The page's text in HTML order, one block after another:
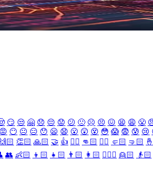
😏 😒 🤗 😞 😔 😟 😕 🙁 ☹️ 😣 😖 😫 😩 😤
😡 😶 😐 😑 😯 😦 😧 😮 😲 😵 😳 😱 😨 😰 😢
🙌🏻 👏🏻 🙏🏻 🤝 👍 👎🏻 👊🏻 ✊🏻 🤛🏻 🤜🏻
👥 👶🏻 👦🏻 👧🏻 👨🏻 👩🏻 👱🏻‍♀️ 👱🏻 👴🏻